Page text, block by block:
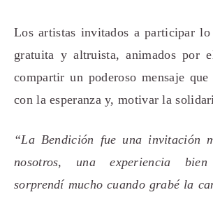
Los artistas invitados a participar lo
gratuita y altruista, animados por
compartir un poderoso mensaje
con la esperanza y, motivar la
“La Bendición fue una invitación
nosotros, una experiencia
sorprendí mucho cuando grabé la